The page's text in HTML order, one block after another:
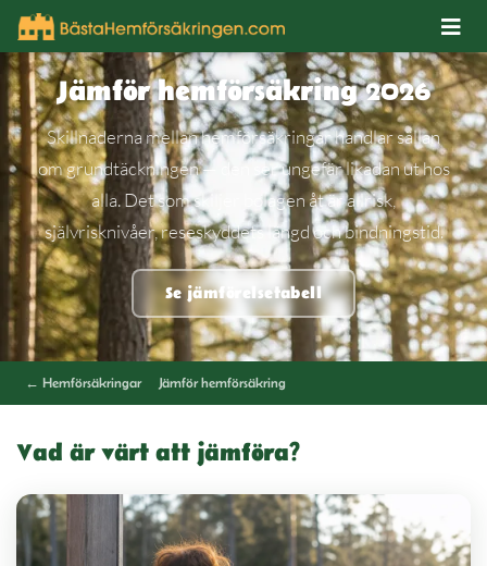
Jämför hemförsäkring 2026
Skillnaderna mellan hemförsäkringar handlar sällan
om grundtäckningen — den ser ungefär likadan ut hos
alla. Det som skiljer bolagen åt är allrisk,
självrisknivåer, reseskyddets längd och bindningstid.
Se jämförelsetabell
← Hemförsäkringar Jämför hemförsäkring
Vad är värt att jämföra?